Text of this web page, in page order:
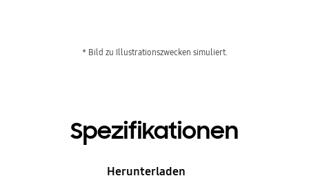
* Bild zu Illustrationszwecken simuliert.
Spezifikationen
Herunterladen